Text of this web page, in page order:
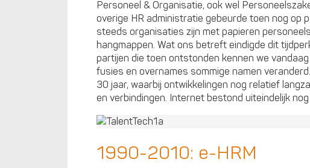
Personeel & Organisatie, ook wel
overige HR administratie gebeurde toen nog op
steeds organisaties zijn met papieren
hangmappen. Wat ons betreft eindigde dit
partijen die toen ontstonden kennen we
fusies en overnames sommige namen
30 jaar, waarbij ontwikkelingen nog relatief
en verbindingen. Internet bestond uiteindelijk
1990-2010: e-HRM